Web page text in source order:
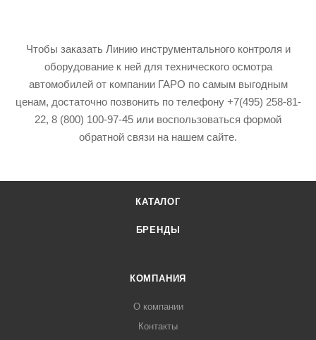
Чтобы заказать Линию инструментального контроля и
оборудование к ней для технического осмотра
автомобилей от компании ГАРО по самым выгодным
ценам, достаточно позвонить по телефону +7(495) 258-81-
22, 8 (800) 100-97-45 или воспользоваться формой
обратной связи на нашем сайте.
КАТАЛОГ
БРЕНДЫ
КОМПАНИЯ
О компании
Контакты